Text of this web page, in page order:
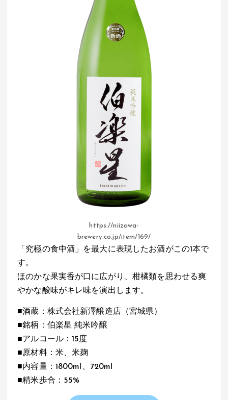
https://niizawa-
brewery.co.jp/item/169/
「究極の食中酒」を最大に表現したお酒がこの1本で
す。
ほのかな果実香が口に広がり、柑橘類を思わせる爽
やかな酸味がキレ味を演出します。
■酒蔵：株式会社新澤醸造店（宮城県）
■銘柄：伯楽星 純米吟醸
■アルコール：15度
■原材料：米、米麹
■内容量：1800ml、720ml
■精米歩合：55%